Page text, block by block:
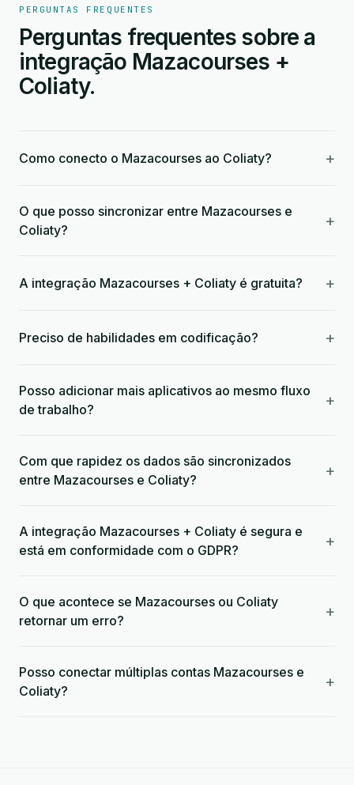
PERGUNTAS FREQUENTES
Perguntas frequentes sobre a
integração Mazacourses +
Coliaty.
Como conecto o Mazacourses ao Coliaty? +
O que posso sincronizar entre Mazacourses e
Coliaty?
+
A integração Mazacourses + Coliaty é gratuita? +
Preciso de habilidades em codificação? +
Posso adicionar mais aplicativos ao mesmo fluxo
de trabalho?
+
Com que rapidez os dados são sincronizados
entre Mazacourses e Coliaty?
+
A integração Mazacourses + Coliaty é segura e
está em conformidade com o GDPR?
+
O que acontece se Mazacourses ou Coliaty
retornar um erro?
+
Posso conectar múltiplas contas Mazacourses e
Coliaty?
+